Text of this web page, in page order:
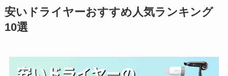
安いドライヤーおすすめ人気ランキング
10選